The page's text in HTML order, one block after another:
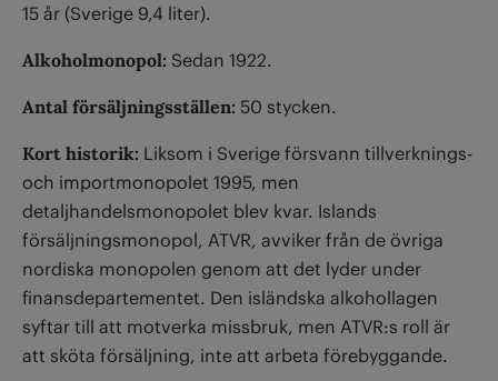
15 år (Sverige 9,4 liter).
Alkoholmonopol: Sedan 1922.
Antal försäljningsställen: 50 stycken.
Kort historik: Liksom i Sverige försvann tillverknings-
och importmonopolet 1995, men
detaljhandelsmonopolet blev kvar. Islands
försäljningsmonopol, ATVR, av­viker från de övriga
nordiska monopolen genom att det lyder under
finansdepartementet. Den isländska alkohollagen
syftar till att motverka missbruk, men ATVR:s roll är
att sköta försäljning, inte att arbeta förebyggande.